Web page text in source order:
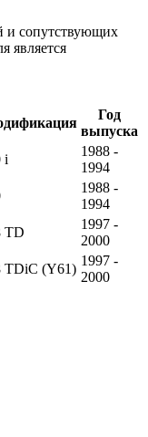
и сопутствующих
является
Год
выпуска
i
1988 -
1994
1988 -
1994
TD
1997 -
2000
TDiC (Y61)
1997 -
2000